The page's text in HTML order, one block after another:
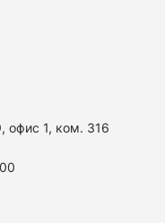
офис 1, ком. 316